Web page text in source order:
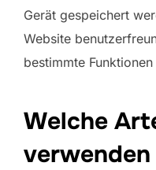
Gerät gespeichert
Website
bestimmte
Welche